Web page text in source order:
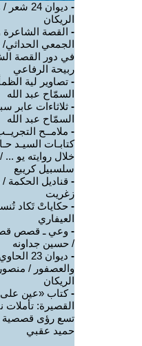
-
ديوان 24
الريكان
- القصة الشاعرة
الجمعي الحداثي/
في دور القصة
ربيحة الرفاعي
- تصاوير لية
السمّاح عبد الله
- ثلاثاءات عابر
السمّاح عبد الله
- ملامــح
كتابـات السيـد
خلال روايته يو ... /
سلسبيل كريبع
- قناديل الحكمة /
زغريت
- حكاياتْ تَكاد
العيفاري
- وعي ـ قصص
/ حسين جداونه
-
ديوان 23 الحاوي
والعصفور / منصور
الريكان
-كتاب «عين
القصيرة: تأملات
تسع رؤى قصصية
حميد عقبي